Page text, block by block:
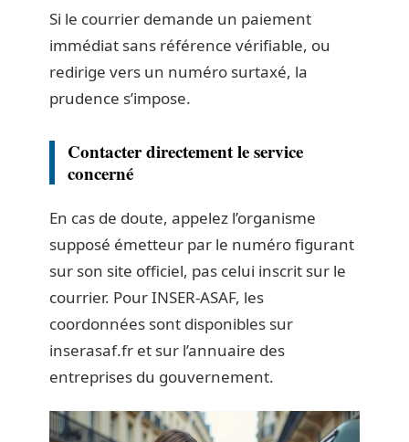
Si le courrier demande un paiement
immédiat sans référence vérifiable, ou
redirige vers un numéro surtaxé, la
prudence s’impose.
Contacter directement le service
concerné
En cas de doute, appelez l’organisme
supposé émetteur par le numéro figurant
sur son site officiel, pas celui inscrit sur le
courrier. Pour INSER-ASAF, les
coordonnées sont disponibles sur
inserasaf.fr et sur l’annuaire des
entreprises du gouvernement.